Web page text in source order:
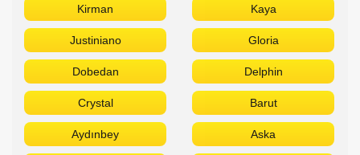
Armas Akra
Akka
Сетевые отели Египта
Отдыхайте в лучших отелях